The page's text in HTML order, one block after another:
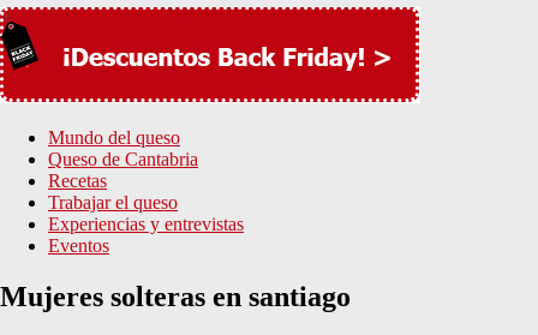
Mundo del queso
Queso de Cantabria
Recetas
Trabajar el queso
Experiencias y entrevistas
Eventos
Mujeres solteras en santiago